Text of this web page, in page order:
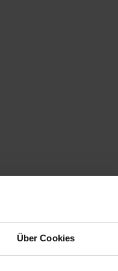
Über Cookies